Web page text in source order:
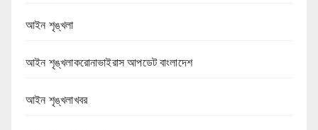
আইন শৃঙ্খলা
আইন শৃঙ্খলাকরোনাভাইরাস আপডেট বাংলাদেশ
আইন শৃঙ্খলাখবর